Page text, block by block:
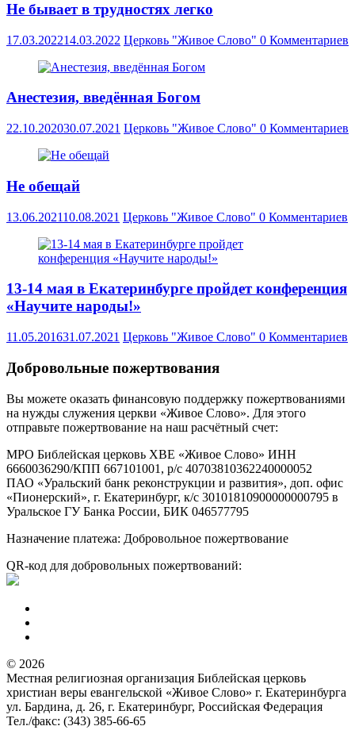
Не бывает в трудностях легко
17.03.202214.03.2022 Церковь "Живое Слово" 0 Комментариев
Анестезия, введённая Богом
22.10.202030.07.2021 Церковь "Живое Слово" 0 Комментариев
Не обещай
13.06.202110.08.2021 Церковь "Живое Слово" 0 Комментариев
13-14 мая в Екатеринбурге пройдет конференция
«Научите народы!»
11.05.201631.07.2021 Церковь "Живое Слово" 0 Комментариев
Добровольные пожертвования
Вы можете оказать финансовую поддержку пожертвованиями
на нужды служения церкви «Живое Слово». Для этого
отправьте пожертвование на наш расчётный счет:
МРО Библейская церковь ХВЕ «Живое Слово» ИНН
6660036290/КПП 667101001, р/с 40703810362240000052
ПАО «Уральский банк реконструкции и развития», доп. офис
«Пионерский», г. Екатеринбург, к/с 30101810900000000795 в
Уральское ГУ Банка России, БИК 046577795
Назначение платежа: Добровольное пожертвование
QR-код для добровольных пожертвований:
© 2026
Местная религиозная организация Библейская церковь
христиан веры евангельской «Живое Слово» г. Екатеринбурга
ул. Бардина, д. 26, г. Екатеринбург, Российская Федерация
Тел./факс: (343) 385-66-65